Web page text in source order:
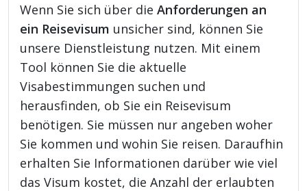
Wenn Sie sich über dieAnforderungen an
ein Reisevisum unsicher sind, können Sie
unsere Dienstleistung nutzen. Mit einem
Tool können Sie die aktuelle
Visabestimmungen suchen und
herausfinden, ob Sie ein Reisevisum
benötigen. Sie müssen nur angeben woher
Sie kommen und wohin Sie reisen. Daraufhin
erhalten Sie Informationen darüber wie viel
das Visum kostet, die Anzahl der erlaubten